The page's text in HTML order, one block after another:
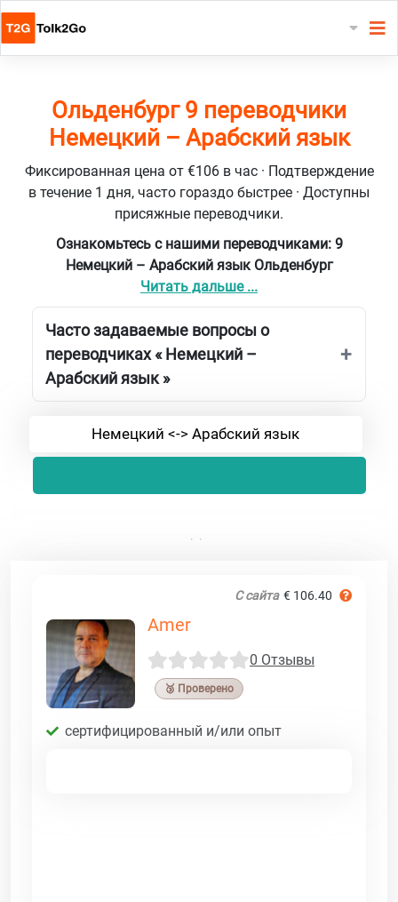
Ольденбург 9 переводчики
Немецкий – Арабский язык
Фиксированная цена от €106 в час · Подтверждение
в течение 1 дня, часто гораздо быстрее · Доступны
присяжные переводчики.
Ознакомьтесь с нашими переводчиками: 9
Немецкий – Арабский язык Ольденбург
Читать дальше ...
Часто задаваемые вопросы о
переводчиках « Немецкий –
Арабский язык »
Немецкий <-> Арабский язык
С сайта € 106.40
Amer
0 Отзывы
🥉 Проверено
сертифицированный и/или опыт